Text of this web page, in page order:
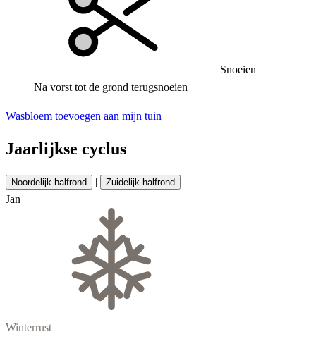
Snoeien
Na vorst tot de grond terugsnoeien
Wasbloem toevoegen aan mijn tuin
Jaarlijkse cyclus
Noordelijk halfrond | Zuidelijk halfrond
Jan
Winterrust